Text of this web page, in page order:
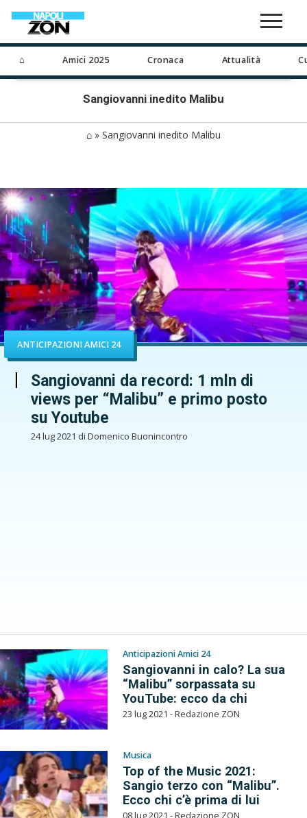
⌂ Amici 2025 Cronaca Attualità
Sangiovanni inedito Malibu
⌂ » Sangiovanni inedito Malibu
ANTICIPAZIONI AMICI 24
Sangiovanni da record: 1 mln di
views per “Malibu” e primo posto
su Youtube
24 lug 2021 di Domenico Buonincontro
Anticipazioni Amici 24
Sangiovanni in calo? La sua
“Malibu” sorpassata su
YouTube: ecco da chi
23 lug 2021 - Redazione ZON
Musica
Top of the Music 2021:
Sangio terzo con “Malibu”.
Ecco chi c’è prima di lui